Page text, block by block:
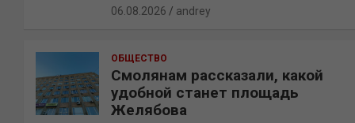
06.08.2026 andrey
ОБЩЕСТВО
Смолянам рассказали, какой
удобной станет площадь
Желябова